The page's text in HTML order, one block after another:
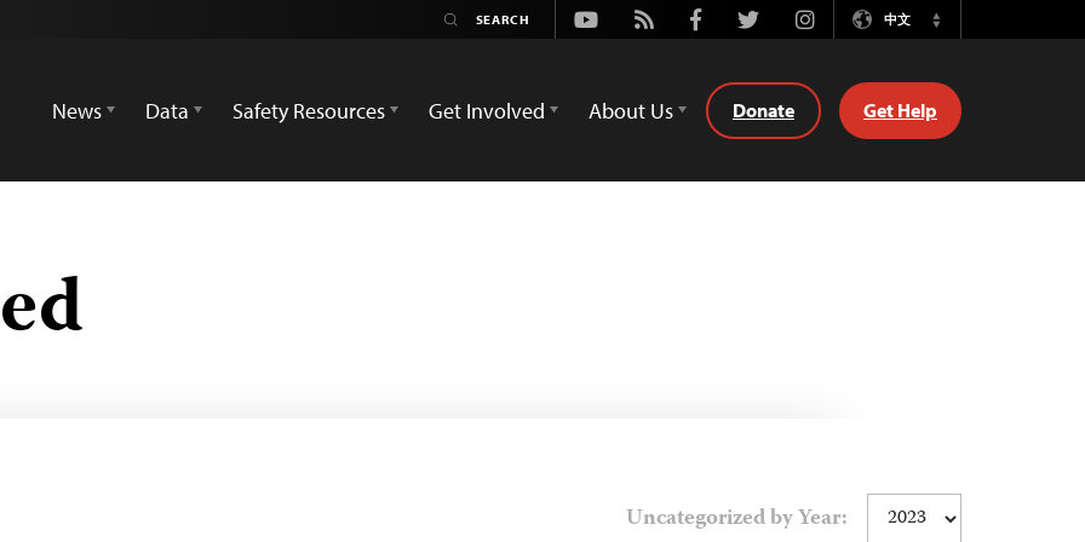
Youtube
Rss FacebookTwitterInstagram中文
Switch
News
Data Safety Resources Get Involved About Us Donate Get Help
Uncategorized by Year: